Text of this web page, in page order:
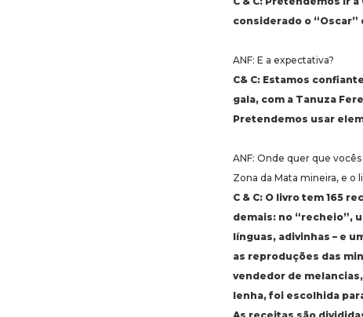
considerado o “Oscar”
ANF: E a expectativa?
C& C: Estamos
gala, com a Tanuza
Pretendemos usar
ANF: Onde quer que
Zona da Mata mineira, e o
C & C: O livro tem 165
demais: no “recheio”,
línguas, adivinhas – e
as reproduções das
vendedor de
lenha, foi escolhida